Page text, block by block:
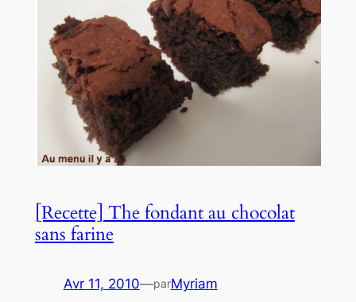
[Recette] The fondant au chocolat
sans farine
Avr 11, 2010—parMyriam